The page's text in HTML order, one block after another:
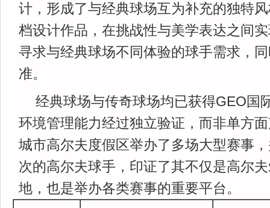
计，形成了与经典球场互为补充的独特
档设计作品，在挑战性与美学表达之间
寻求与经典球场不同体验的球手需求，
准。
经典球场与传奇球场均已获得GEO国
环境管理能力经过独立验证，而非单方
城市高尔夫度假区举办了多场大型赛事
次的高尔夫球手，印证了其不仅是高尔
地，也是举办各类赛事的重要平台。